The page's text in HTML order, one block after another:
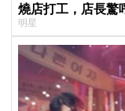
燒店打工，店長驚
明星